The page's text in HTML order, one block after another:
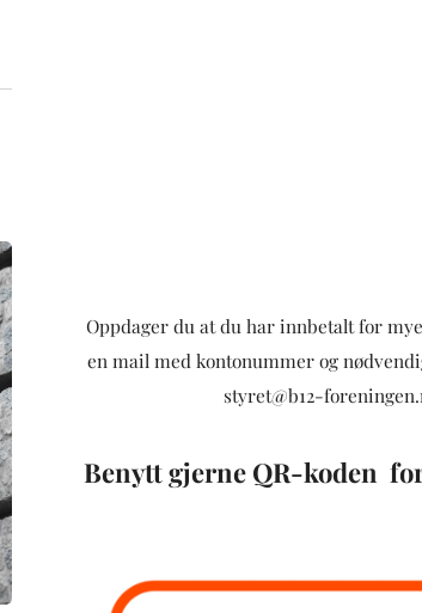
Oppdager du at du har innbetalt for
en mail med kontonummer og
styret@b12-
Benytt gjerne QR-koden